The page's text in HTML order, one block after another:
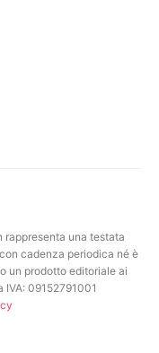
una testata
cadenza periodica né è
un prodotto editoriale ai
09152791001